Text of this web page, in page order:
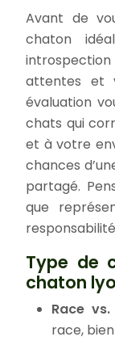
Avant de
chaton
attentes et
évaluation
chats qui
et à votre
chances
partagé.
que
Type de
chaton
Race
race,